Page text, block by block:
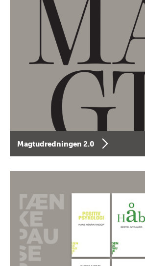
Magtudredningen 2.0